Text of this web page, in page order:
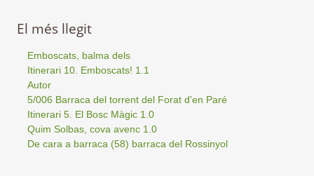
El més llegit
Emboscats, balma dels
Itinerari 10. Emboscats! 1.1
Autor
5/006 Barraca del torrent del Forat d'en Paré
Itinerari 5. El Bosc Màgic 1.0
Quim Solbas, cova avenc 1.0
De cara a barraca (58) barraca del Rossinyol